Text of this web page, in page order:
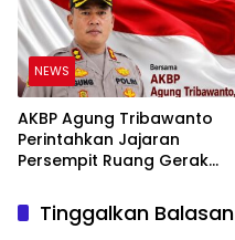
NEWS
AKBP Agung Tribawanto
Perintahkan Jajaran
Persempit Ruang Gerak
Pasaman Barat
Tinggalkan Balasan